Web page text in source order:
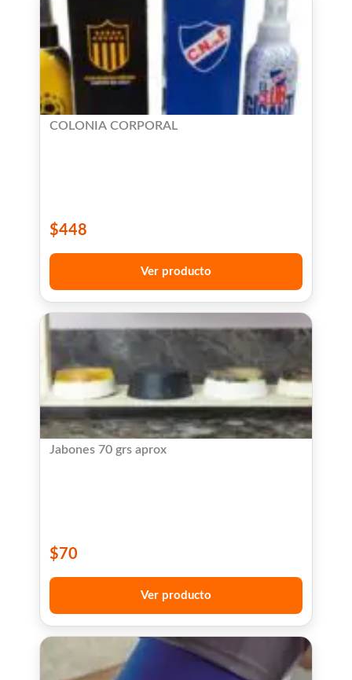
COLONIA CORPORAL
$448
Ver producto
Jabones 70 grs aprox
$70
Ver producto